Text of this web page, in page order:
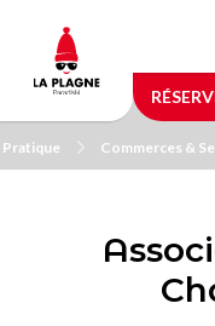
contenu
principal
Pratique Commerces &